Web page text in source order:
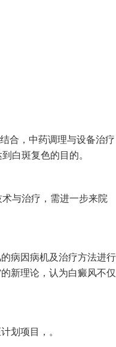
合，中药调理与设备治疗
白斑复色的目的。
与治疗，需进一步来院
病因病机及治疗方法进行
新理论，认为白癜风不仅
划项目，。